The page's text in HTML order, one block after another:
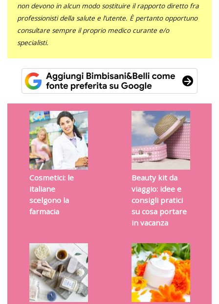
non devono in alcun modo sostituire il rapporto diretto fra
professionisti della salute e l’utente. È pertanto opportuno
consultare sempre il proprio medico curante e/o
specialisti.
Cosmetici: le
italiane
scelgono la
farmacia
Beauty kit da
viaggio: idee e
consigli pratici
su cosa portare
in vacanza